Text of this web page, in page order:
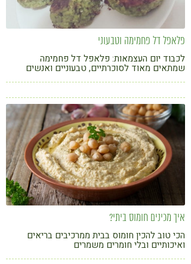
פלאפל דל פחמימה וטבעוני
לכבוד יום העצמאות: פלאפל דל פחמימה
שמתאים מאוד לסוכרתיים, טבעוניים ואנשים
איך מכינים חומוס ביתי?
הכי טוב להכין חומוס בבית ממרכיבים בריאים
ואיכותיים ובלי חומרים משמרים